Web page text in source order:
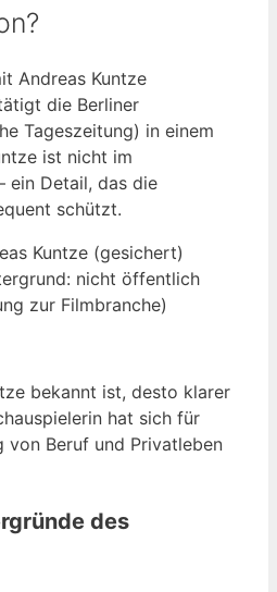
Andreas Kuntze
die Berliner
Tageszeitung) in einem
ist nicht im
ein Detail, das die
schützt.
Kuntze (gesichert)
nicht öffentlich
zur Filmbranche)
bekannt ist, desto klarer
hat sich für
von Beruf und Privatleben
des